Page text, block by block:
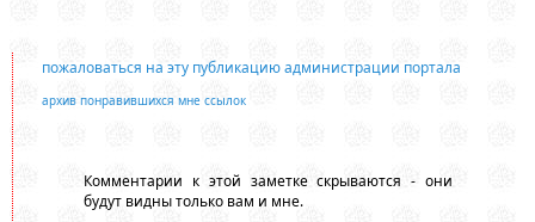
пожаловаться на эту публикацию администрации портала
архив понравившихся мне ссылок
Комментарии к этой заметке скрываются - они
будут видны только вам и мне.